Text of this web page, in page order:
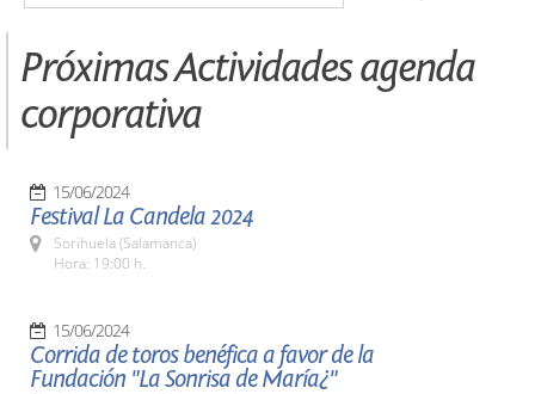
Próximas Actividades agenda
corporativa
15/06/2024
Festival La Candela 2024
Sorihuela (Salamanca)
Hora: 19:00 h.
15/06/2024
Corrida de toros benéfica a favor de la
Fundación "La Sonrisa de María¿"